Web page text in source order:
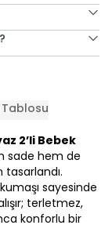
2’li Bebek
sade hem de
sayesinde
terletmez,
konforlu bir